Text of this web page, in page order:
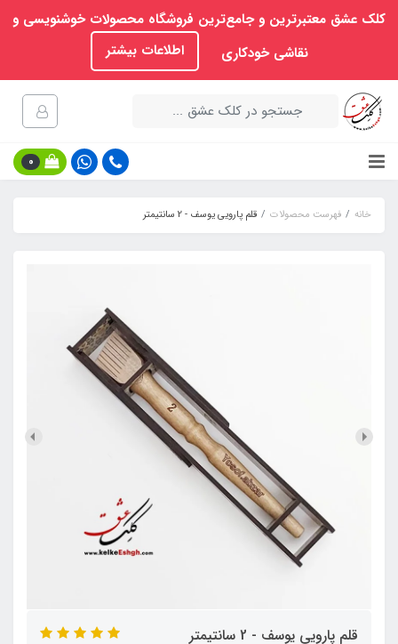
کلک عشق معتبرترین و جامع‌ترین فروشگاه محصولات خوشنویسی و
نقاشی خودکاری
اطلاعات بیشتر
0
خانه فهرست محصولات قلم پارویی یوسف - 2 سانتیمتر
قلم پارویی یوسف - 2 سانتیمتر